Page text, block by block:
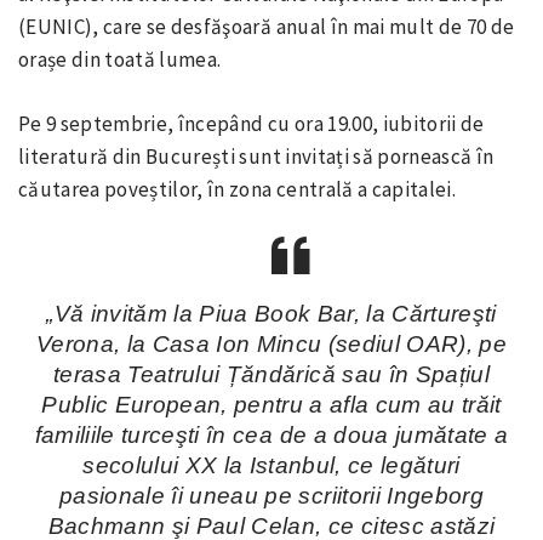
(EUNIC), care se desfăşoară anual în mai mult de 70 de
orașe din toată lumea.
Pe 9 septembrie, începând cu ora 19.00, iubitorii de
literatură din București sunt invitați să pornească în
căutarea poveștilor, în zona centrală a capitalei.
„Vă invităm la Piua Book Bar, la Cărtureşti
Verona, la Casa Ion Mincu (sediul OAR), pe
terasa Teatrului Țăndărică sau în Spațiul
Public European, pentru a afla cum au trăit
familiile turceşti în cea de a doua jumătate a
secolului XX la Istanbul, ce legături
pasionale îi uneau pe scriitorii Ingeborg
Bachmann şi Paul Celan, ce citesc astăzi